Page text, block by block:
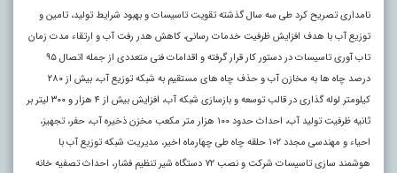
نامداری تصریح کرد طی سه سال گذشته تقویت تاسیسات و بهبود شرایط تولید، تامین و
توزیع آب با هدف افزایش ظرفیت خدمات رسانی، کاهش هدر رفت آب و ارتقاء مدت زمان
تاب آوری تاسیسات در دستور کار قرار گرفته و اقدامات فنی متعددی از جمله اتصال ۹۵
درصد چاه ها به مخازن آب و حذف چاه های مستقیم به شبکه توزیع آب، بیش از ۲۸٠
کیلومتر لوله گذاری در قالب توسعه و بازسازی شبکه آب، افزایش بیش از ۴ هزار و ۳٠٠ لیتر بر
ثانیه ظرفیت تولید آب، احداث حدود ۱٠٠ هزار متر مکعب مخزن ذخیره آب، حفر، تجهیز،
احیاء و مهندسی مجدد ۱٠۲ حلقه چاه طی چهارماه اخیر، مدیریت شبکه توزیع آب با
هوشمند سازی تاسیسات شرکت و نصب ۷۲ دستگاه شیر تنظیم فشار، احداث تصفیه خانه